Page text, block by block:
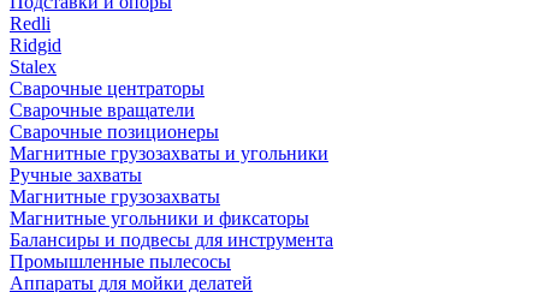
Redli
Ridgid
Stalex
Сварочные центраторы
Сварочные вращатели
Сварочные позиционеры
Магнитные грузозахваты и угольники
Ручные захваты
Магнитные грузозахваты
Магнитные угольники и фиксаторы
Балансиры и подвесы для инструмента
Промышленные пылесосы
Аппараты для мойки делатей